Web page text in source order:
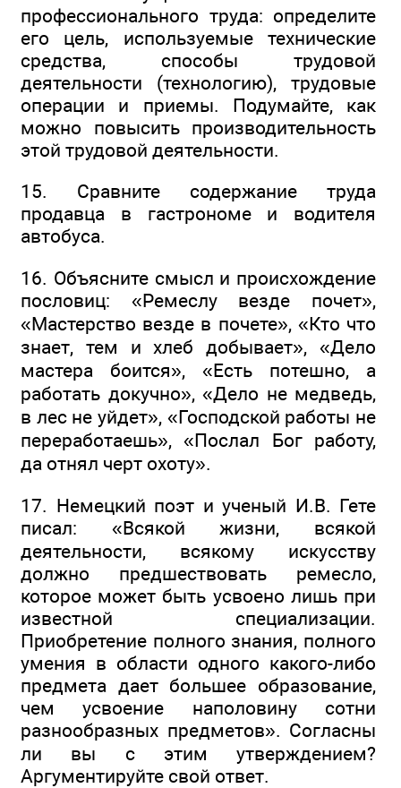
профессионального труда: определите
его цель, используемые технические
средства, способы трудовой
деятельности (технологию), трудовые
операции и приемы. Подумайте, как
можно повысить производительность
этой трудовой деятельности.
15. Сравните содержание труда
продавца в гастрономе и водителя
автобуса.
16. Объясните смысл и происхождение
пословиц: «Ремеслу везде почет»,
«Мастерство везде в почете», «Кто что
знает, тем и хлеб добывает», «Дело
мастера боится», «Есть потешно, а
работать докучно», «Дело не медведь,
в лес не уйдет», «Господской работы не
переработаешь», «Послал Бог работу,
да отнял черт охоту».
17. Немецкий поэт и ученый И.В. Гете
писал: «Всякой жизни, всякой
деятельности, всякому искусству
должно предшествовать ремесло,
которое может быть усвоено лишь при
известной специализации.
Приобретение полного знания, полного
умения в области одного какого-либо
предмета дает большее образование,
чем усвоение наполовину сотни
разнообразных предметов». Согласны
ли вы с этим утверждением?
Аргументируйте свой ответ.